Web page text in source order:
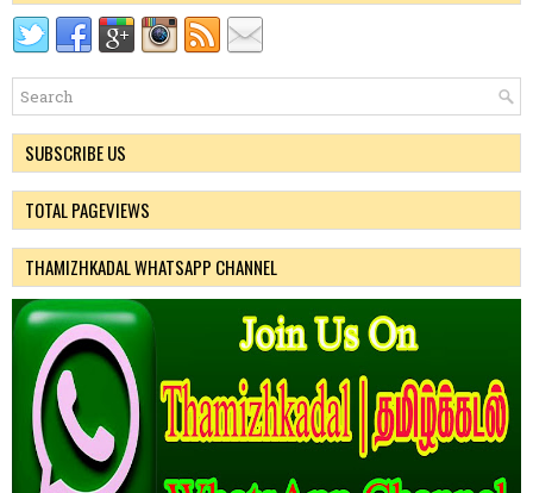
SUBSCRIBE US
TOTAL PAGEVIEWS
THAMIZHKADAL WHATSAPP CHANNEL